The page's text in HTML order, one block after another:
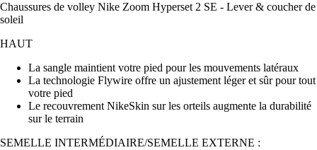
Chaussures de volley Nike Zoom Hyperset 2 SE - Lever & coucher de
soleil
HAUT
La sangle maintient votre pied pour les mouvements latéraux
La technologie Flywire offre un ajustement léger et sûr pour tout
votre pied
Le recouvrement NikeSkin sur les orteils augmente la durabilité
sur le terrain
SEMELLE INTERMÉDIAIRE/SEMELLE EXTERNE :